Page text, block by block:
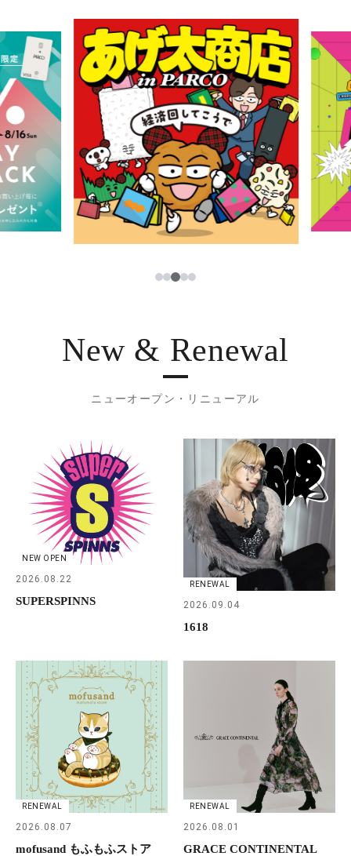
ニュース
レストラン・カフェ
TAX FREE
PARCOメンバーズ
JP
한국어
ภาษาไทย
日本語
1234
New & Renewal
ニューオープン・リニューアル
NEW OPEN
2026.08.22
SUPERSPINNS
RENEWAL
2026.09.04
1618
RENEWAL
2026.08.07
mofusand もふもふストア
RENEWAL
2026.08.01
GRACE CONTINENTAL